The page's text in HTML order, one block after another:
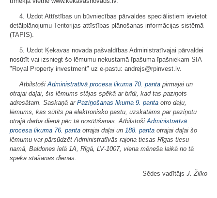
4. Uzdot Attīstības un būvniecības pārvaldes speciālistiem ievietot
detālplānojumu Teritorijas attīstības plānošanas informācijas sistēmā
(TAPIS).
5. Uzdot Ķekavas novada pašvaldības Administratīvajai pārvaldei
nosūtīt vai izsniegt šo lēmumu nekustamā īpašuma īpašniekam SIA
"Royal Property investment" uz e-pastu: andrejs@rpinvest.lv.
AtbilstošiAdministratīvā procesa likuma 70. panta pirmajai un
otrajai daļai, šis lēmums stājas spēkā ar brīdi, kad tas paziņots
adresātam. Saskaņā ar Paziņošanas likuma 9. panta otro daļu,
lēmums, kas sūtīts pa elektronisko pastu, uzskatāms par paziņotu
otrajā darba dienā pēc tā nosūtīšanas. AtbilstošiAdministratīvā
procesa likuma 76. panta otrajai daļai un 188. panta otrajai daļai šo
lēmumu var pārsūdzēt Administratīvās rajona tiesas Rīgas tiesu
namā, Baldones ielā 1A, Rīgā, LV-1007, viena mēneša laikā no tā
spēkā stāšanās dienas.
Sēdes vadītājs J. Žilko